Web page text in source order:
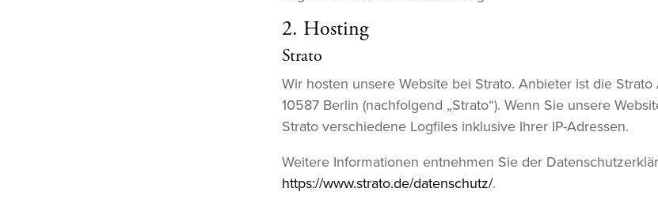
2. Hosting
Strato
Wir hosten unsere Website bei Strato. Anbieter ist die Strato
10587 Berlin (nachfolgend „Strato“). Wenn Sie unsere
Strato verschiedene Logfiles inklusive Ihrer IP-Adressen.
Weitere Informationen entnehmen Sie der
https://www.strato.de/datenschutz/.